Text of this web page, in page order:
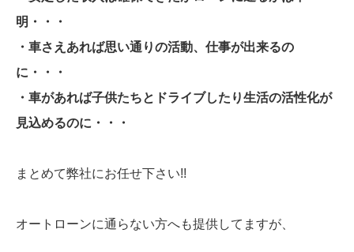
明・・・
・車さえあれば思い通りの活動、仕事が出来るの
に・・・
・車があれば子供たちとドライブしたり生活の活性化が
見込めるのに・・・
まとめて弊社にお任せ下さい!!
オートローンに通らない方へも提供してますが、